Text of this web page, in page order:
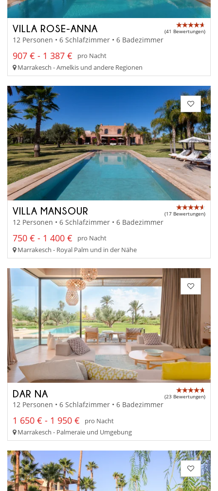
VILLA ROSE-ANNA (41 Bewertungen)
12 Personen • 6 Schlafzimmer • 6 Badezimmer
907 € - 1 387 €
pro Nacht
Marrakesch - Amelkis und andere Regionen
VILLA MANSOUR (17 Bewertungen)
12 Personen • 6 Schlafzimmer • 6 Badezimmer
750 € - 1 400 €
pro Nacht
Marrakesch - Royal Palm und in der Nähe
DAR NA (23 Bewertungen)
12 Personen • 6 Schlafzimmer • 6 Badezimmer
1 650 € - 1 950 €
pro Nacht
Marrakesch - Palmeraie und Umgebung